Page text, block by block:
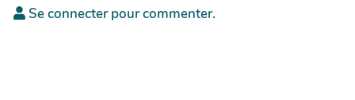
Se connecter pour commenter.